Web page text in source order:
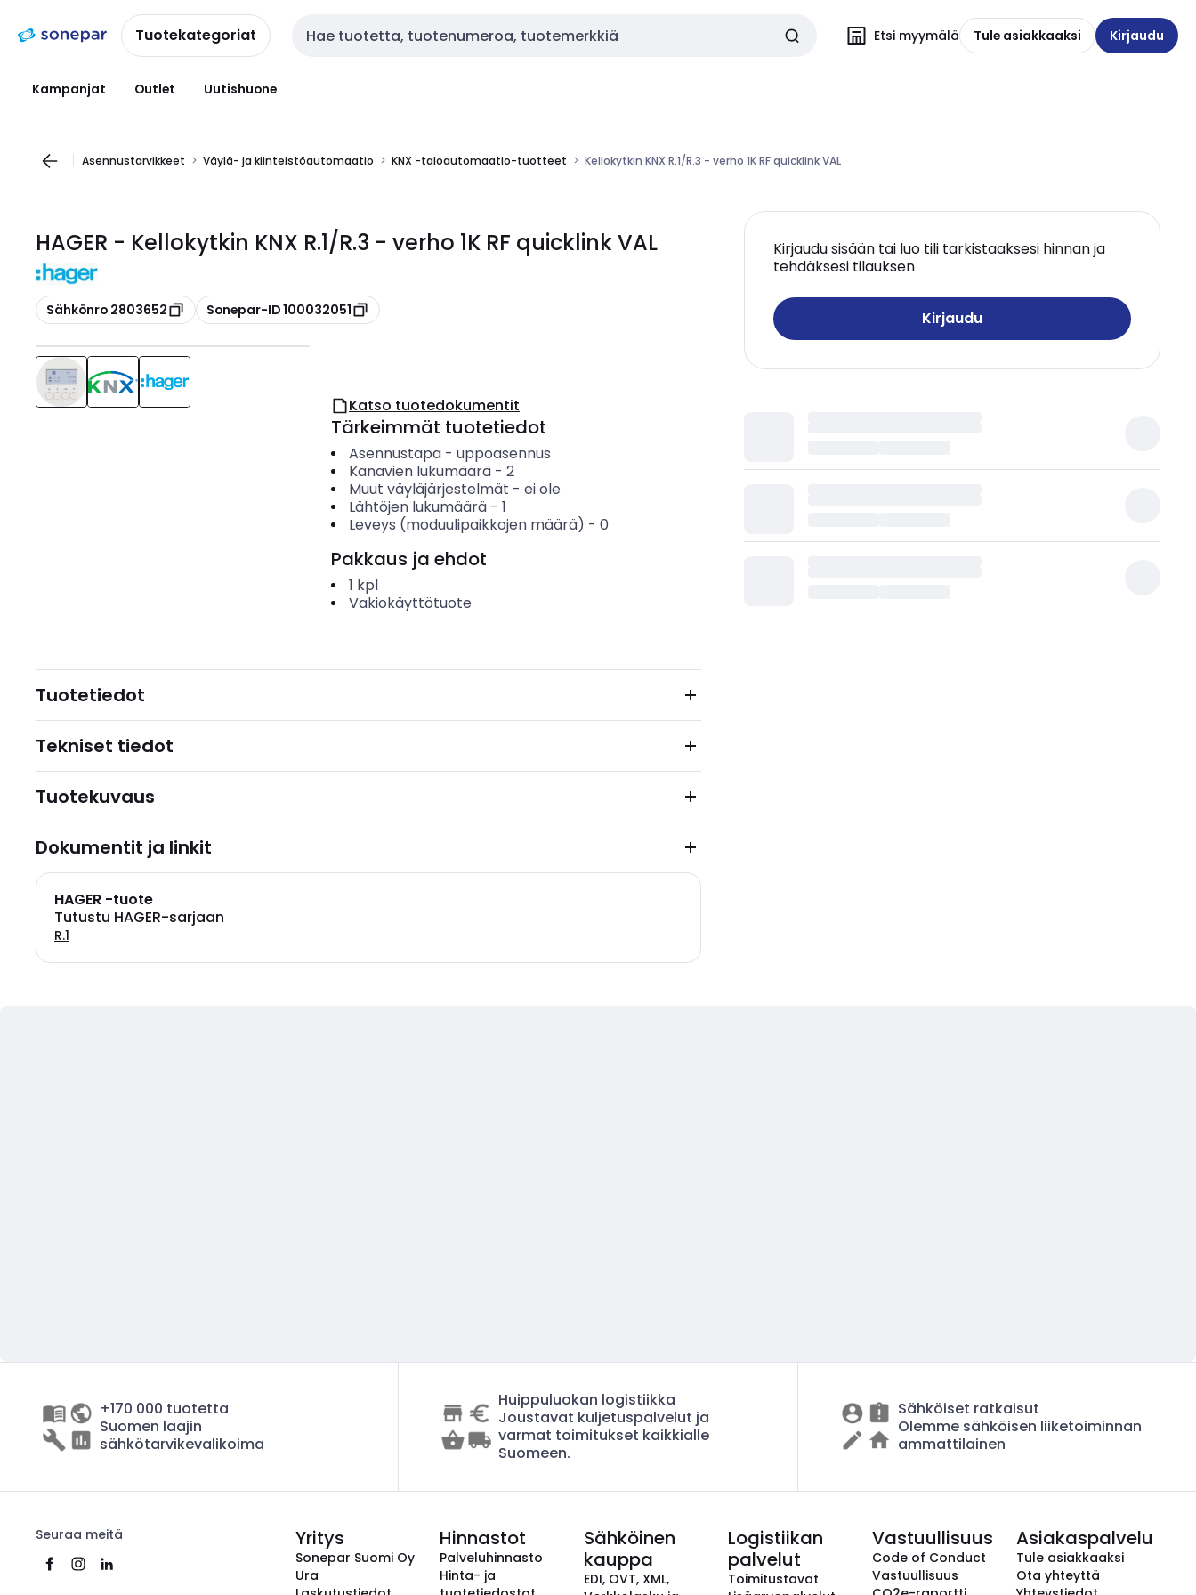
navigointiinsisältöönTuotekategoriat Haku Etsi myymälä Tule asiakkaaksi Kirjaudu
Kampanjat Outlet Uutishuone
Asennustarvikkeet Väylä- ja kiinteistöautomaatio KNX -taloautomaatio-tuotteet Kellokytkin KNX R.1/R.3 - verho 1K RF quicklink VAL
HAGER - Kellokytkin KNX R.1/R.3 - verho 1K RF quicklink VAL
Kopioi
Sähkönro 2803652 Kopioi
Sonepar-ID 100032051
Kirjaudu sisään tai luo tili tarkistaaksesi hinnan ja
tehdäksesi tilauksen
Kirjaudu
Katso tuotedokumentit
Tärkeimmät tuotetiedot
Asennustapa- uppoasennus
Kanavien lukumäärä- 2
Muut väyläjärjestelmät - ei ole
Lähtöjen lukumäärä- 1
Leveys (moduulipaikkojen määrä) - 0
Pakkaus ja ehdot
1 kpl
Vakiokäyttötuote
Tuotetiedot
Tekniset tiedot
Tuotekuvaus
Dokumentit ja linkit
HAGER -tuote
Tutustu HAGER-sarjaan
R.1
+170 000 tuotetta
Suomen laajin
sähkötarvikevalikoima
Huippuluokan logistiikka
Joustavat kuljetuspalvelut ja
varmat toimitukset kaikkialle
Suomeen.
Sähköiset ratkaisut
Olemme sähköisen liiketoiminnan
ammattilainen
Seuraa meitä Yritys
Sonepar Suomi Oy
Ura
Hinnastot
Palveluhinnasto
Hinta- ja
Sähköinen
kauppa
EDI, OVT, XML,
Logistiikan
palvelut
Toimitustavat
Vastuullisuus
Code of Conduct
Vastuullisuus
Asiakaspalvelu
Tule asiakkaaksi
Ota yhteyttä